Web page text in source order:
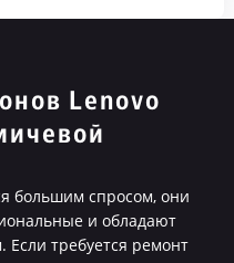
Lenovo
большим спросом, они
и обладают
требуется ремонт